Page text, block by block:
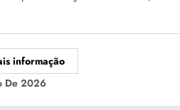
informação
De 2026